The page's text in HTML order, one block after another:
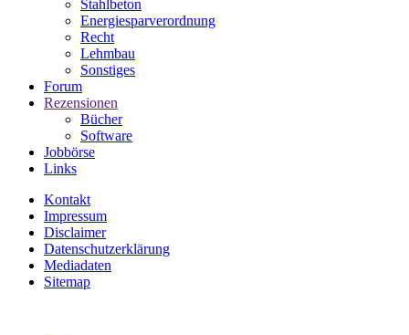
Stahlbeton
Energiesparverordnung
Recht
Lehmbau
Sonstiges
Forum
Rezensionen
Bücher
Software
Jobbörse
Links
Kontakt
Impressum
Disclaimer
Datenschutzerklärung
Mediadaten
Sitemap